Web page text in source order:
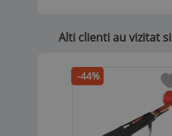
Alti clienti au vizitat si
-44%